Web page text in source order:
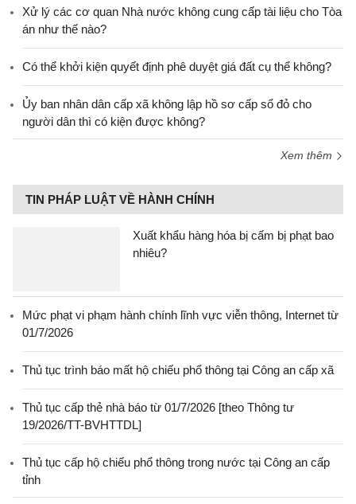
Xử lý các cơ quan Nhà nước không cung cấp tài liệu cho Tòa
án như thế nào?
Có thể khởi kiện quyết định phê duyệt giá đất cụ thể không?
Ủy ban nhân dân cấp xã không lập hồ sơ cấp sổ đỏ cho
người dân thì có kiện được không?
Xem thêm
TIN PHÁP LUẬT VỀ HÀNH CHÍNH
Xuất khẩu hàng hóa bị cấm bị phạt bao
nhiêu?
Mức phạt vi phạm hành chính lĩnh vực viễn thông, Internet từ
01/7/2026
Thủ tục trình báo mất hộ chiếu phổ thông tại Công an cấp xã
Thủ tục cấp thẻ nhà báo từ 01/7/2026 [theo Thông tư
19/2026/TT-BVHTTDL]
Thủ tục cấp hộ chiếu phổ thông trong nước tại Công an cấp
tỉnh